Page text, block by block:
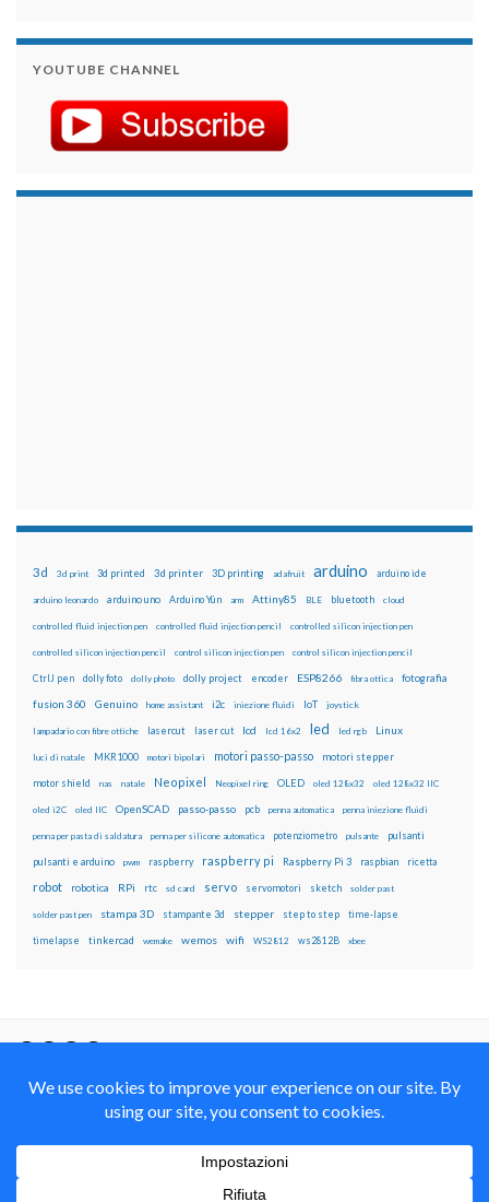
YOUTUBE CHANNEL
3d 3d print 3d printed 3d printer 3D printing adafruit arduino arduino ide
arduino leonardo arduino uno Arduino Yún arm Attiny85 BLE bluetooth cloud
controlled fluid injection pen controlled fluid injection pencil controlled silicon injection pen
controlled silicon injection pencil control silicon injection pen control silicon injection pencil
CtrlJ pen dolly foto dolly photo dolly project encoder ESP8266 fibra ottica fotografia
fusion 360 Genuino home assistant i2c iniezione fluidi IoT joystick
lampadario con fibre ottiche lasercut laser cut lcd lcd 16x2 led led rgb Linux
luci di natale MKR1000 motori bipolari motori passo-passo motori stepper
motor shield nas natale Neopixel Neopixel ring OLED oled 128x32 oled 128x32 IIC
oled i2C oled IIC OpenSCAD passo-passo pcb penna automatica penna iniezione fluidi
penna per pasta di saldatura penna per silicone automatica potenziometro pulsante pulsanti
pulsanti e arduino pwm raspberry raspberry pi Raspberry Pi 3 raspbian ricetta
robot robotica RPi rtc sd card servo servomotori sketch solder past
solder past pen stampa 3D stampante 3d stepper step to step time-lapse
timelapse tinkercad wemake wemos wifi WS2812 ws2812B xbee
Alike 4.0 International